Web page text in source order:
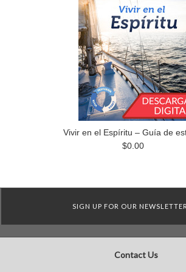
Vivir en el Espíritu – Guía de
$0.00
SIGN UP FOR OUR NEWSLETTER
Contact Us